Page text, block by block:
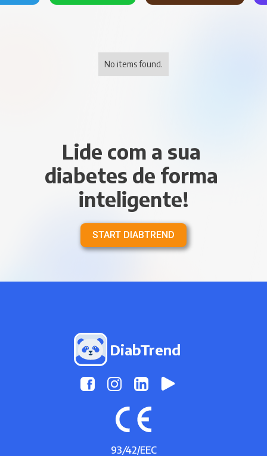
No items found.
Lide com a sua
diabetes de forma
inteligente!
START DIABTREND
DiabTrend
93/42/EEC